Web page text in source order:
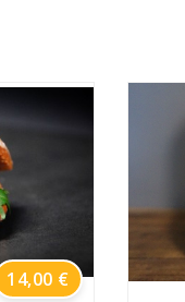
Prix
14,00 €